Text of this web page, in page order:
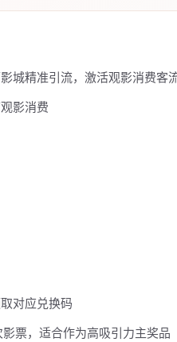
城精准引流，激活观影消费客
影消费
对应兑换码
票，适合作为高吸引力主奖品